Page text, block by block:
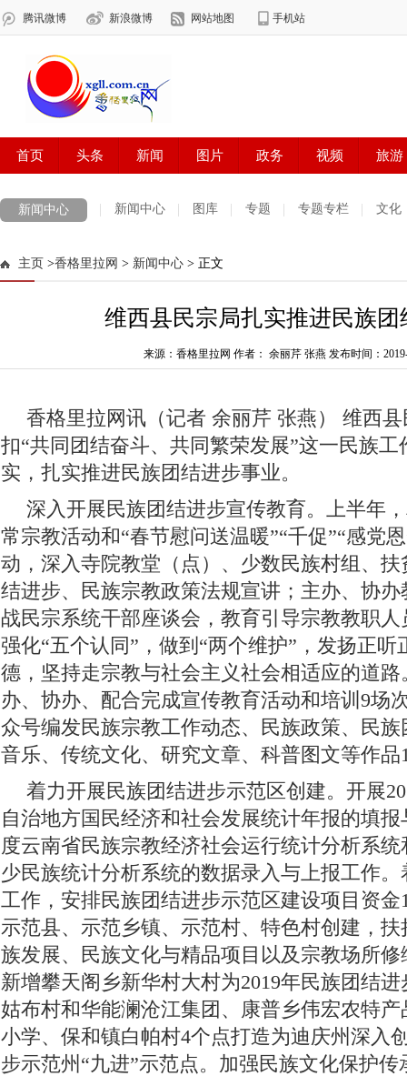
新闻中心 新闻中心 图库 专题 专题专栏 文化
法治迪庆
主页 >香格里拉网 > 新闻中心 > 正文
维西县民宗局扎实推进民族团
来源：香格里拉网 作者： 余丽芹 张燕 发布时间：
香格里拉网讯（记者 余丽芹 张燕） 维西
扣“共同团结奋斗、共同繁荣发展”这一民族
实，扎实推进民族团结进步事业。
深入开展民族团结进步宣传教育。上半年
常宗教活动和“春节慰问送温暖”“千促”“感党
动，深入寺院教堂（点）、少数民族村组、
结进步、民族宗教政策法规宣讲；主办、协
战民宗系统干部座谈会，教育引导宗教教职人
强化“五个认同”，做到“两个维护”，发扬正听
德，坚持走宗教与社会主义社会相适应的道
办、协办、配合完成宣传教育活动和培训9场
众号编发民族宗教工作动态、民族政策、民
音乐、传统文化、研究文章、科普图文等作品
着力开展民族团结进步示范区创建。开展
自治地方国民经济和社会发展统计年报的填报
度云南省民族宗教经济社会运行统计分析系
少民族统计分析系统的数据录入与上报工作
工作，安排民族团结进步示范区建设项目资金
示范县、示范乡镇、示范村、特色村创建，
族发展、民族文化与精品项目以及宗教场所
新增攀天阁乡新华村大村为2019年民族团结
姑布村和华能澜沧江集团、康普乡伟宏农特
小学、保和镇白帕村4个点打造为迪庆州深入
步示范州“九进”示范点。加强民族文化保护传